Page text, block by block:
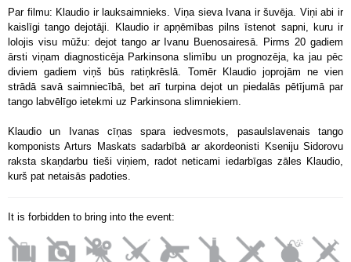
Par filmu: Klaudio ir lauksaimnieks. Viņa sieva Ivana ir šuvēja. Viņi abi ir
kaislīgi tango dejotāji. Klaudio ir apņēmības pilns īstenot sapni, kuru ir
lolojis visu mūžu: dejot tango ar Ivanu Buenosairesā. Pirms 20 gadiem
ārsti viņam diagnosticēja Parkinsona slimību un prognozēja, ka jau pēc
diviem gadiem viņš būs ratiņkrēslā. Tomēr Klaudio joprojām ne vien
strādā savā saimniecībā, bet arī turpina dejot un piedalās pētījumā par
tango labvēlīgo ietekmi uz Parkinsona slimniekiem.
Klaudio un Ivanas cīņas spara iedvesmots, pasaulslavenais tango
komponists Arturs Maskats sadarbībā ar akordeonisti Kseniju Sidorovu
raksta skaņdarbu tieši viņiem, radot neticami iedarbīgas zāles Klaudio,
kurš pat netaisās padoties.
It is forbidden to bring into the event: